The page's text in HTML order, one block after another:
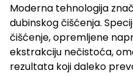
Moderna tehnologija
dubinskog čišćenja.
čišćenje, opremljene
ekstrakciju nečistoća,
rezultata koji daleko